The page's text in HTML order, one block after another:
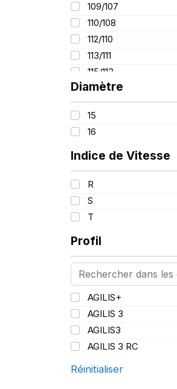
109/107
110/108
112/110
113/111
115/113
116/114
121/120
Diamètre
15
16
Indice de Vitesse
R
S
T
Profil
AGILIS+
AGILIS 3
AGILIS3
AGILIS 3 RC
Réinitialiser